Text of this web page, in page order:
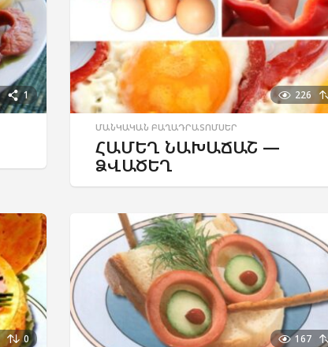
1 226
ՄԱՆԿԱԿԱՆ ԲԱՂԱԴՐԱՏՈՄՍԵՐ
ՀԱՄԵՂ ՆԱԽԱՃԱՇ —
ՁՎԱԾԵՂ
0 167